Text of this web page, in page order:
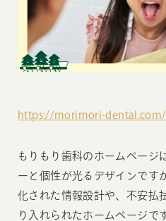
https://morimori-dental.com/
もりもり歯科のホームページ
ーと個性が光るデザインです
化された情報設計や、不安払
り入れられたホームページです